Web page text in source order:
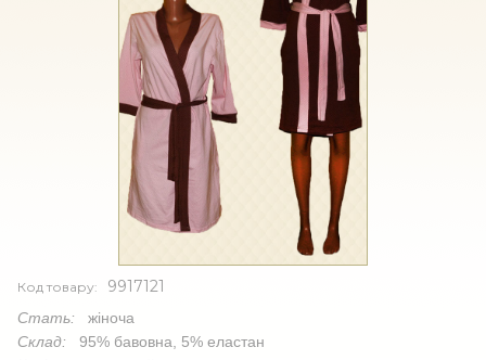
Код товару: 9917121
Стать: жіноча
Склад: 95% бавовна, 5% еластан